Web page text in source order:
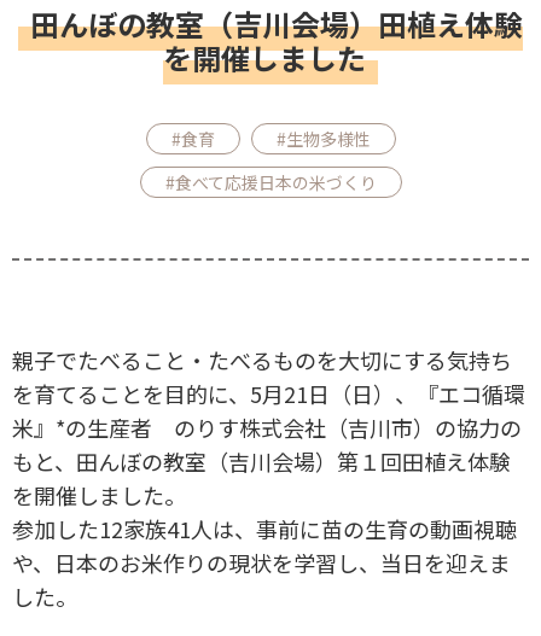
田んぼの教室（吉川会場）田植え体験
を開催しました
#食育
#生物多様性
#食べて応援日本の米づくり
親子でたべること・たべるものを大切にする気持ち
を育てることを目的に、5月21日（日）、『エコ循環
米』*の生産者 のりす株式会社（吉川市）の協力の
もと、田んぼの教室（吉川会場）第１回田植え体験
を開催しました。
参加した12家族41人は、事前に苗の生育の動画視聴
や、日本のお米作りの現状を学習し、当日を迎えま
した。